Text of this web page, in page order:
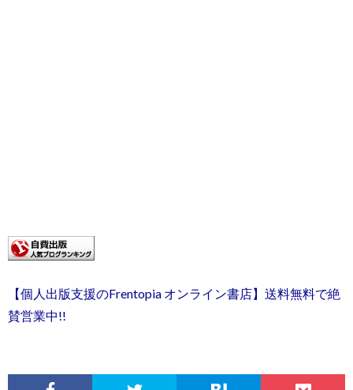
【個人出版支援のFrentopia オンライン書店】送料無料で絶
賛営業中!!